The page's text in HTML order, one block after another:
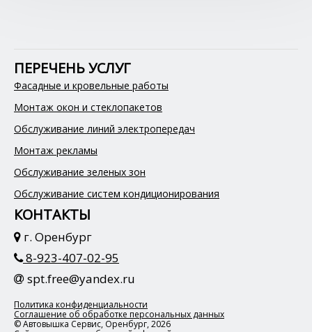
ПЕРЕЧЕНЬ УСЛУГ
Фасадные и кровельные работы
Монтаж окон и стеклопакетов
Обслуживание линий электропередач
Монтаж рекламы
Обслуживание зеленых зон
Обслуживание систем кондиционирования
КОНТАКТЫ
г. Оренбург
8-923-407-02-95
spt.free@yandex.ru
Политика конфиденциальности
Соглашение об обработке персональных данных
© Автовышка Сервис, Оренбург, 2026